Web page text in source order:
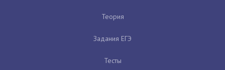
Теория
Задания ЕГЭ
Тесты